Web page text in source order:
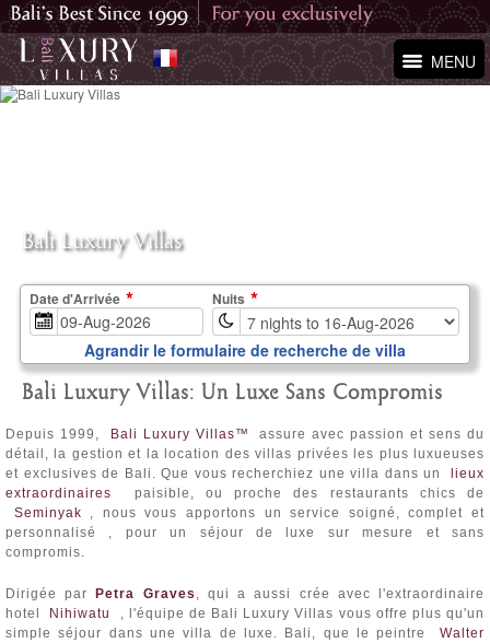
MENU
Bali Luxury Villas
Date d'Arrivée Nuits
Agrandir le formulaire de recherche de villa
Bali Luxury Villas: Un Luxe Sans Compromis
Depuis 1999, Bali Luxury Villas™
assure avec passion et sens du
détail, la gestion et la location des villas privées les plus luxueuses
et exclusives de Bali. Que vous recherchiez une villa dans un
lieux
extraordinaires paisible, ou proche des restaurants chics de
Seminyak , nous vous apportons un service soigné, complet et
personnalisé , pour un séjour de luxe sur mesure et sans
compromis.
Dirigée par Petra Graves , qui a aussi crée avec l'extraordinaire
hotel
Nihiwatu
, l'équipe de Bali Luxury Villas vous offre plus qu'un
simple séjour dans une villa de luxe. Bali, que le peintre Walter